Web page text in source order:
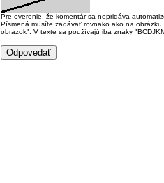
Pre overenie, že komentár sa nepridáva
Písmená musíte zadávať rovnako ako na
obrázok". V texte sa používajú iba znaky